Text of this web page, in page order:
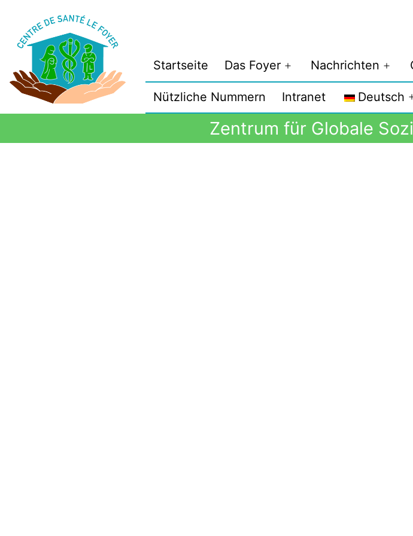
Startseite Das Foyer Nachrichten
Nützliche Nummern Intranet Deutsch
Zentrum für Globale